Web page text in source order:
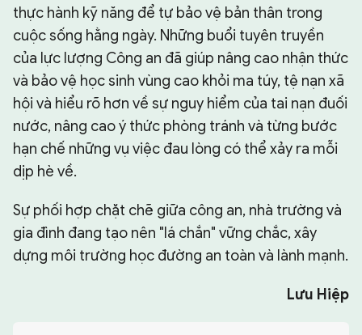
thực hành kỹ năng để tự bảo vệ bản thân trong
cuộc sống hằng ngày. Những buổi tuyên truyền
của lực lượng Công an đã giúp nâng cao nhận thức
và bảo vệ học sinh vùng cao khỏi ma túy, tệ nạn xã
hội và hiểu rõ hơn về sự nguy hiểm của tai nạn đuối
nước, nâng cao ý thức phòng tránh và từng bước
hạn chế những vụ việc đau lòng có thể xảy ra mỗi
dịp hè về.
Sự phối hợp chặt chẽ giữa công an, nhà trường và
gia đình đang tạo nên "lá chắn" vững chắc, xây
dựng môi trường học đường an toàn và lành mạnh.
Lưu Hiệp